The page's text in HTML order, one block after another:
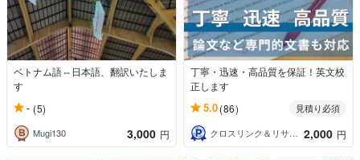
ベトナム語⇔日本語、翻訳いたしま
す
- (5)
Mugi130 3,000 円
丁寧・迅速・高品質を保証！英文校
正します
5.0(86)
見積り必須
クロスリンク＆リサーチ
2,000 円